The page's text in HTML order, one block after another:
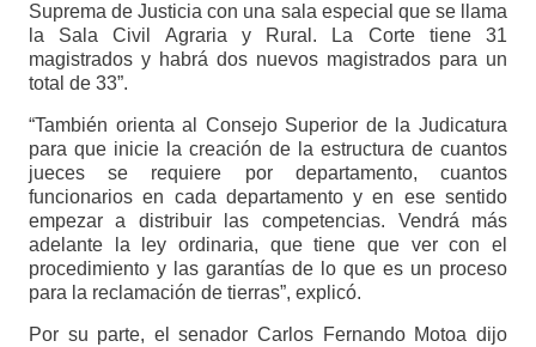
Suprema de Justicia con una sala especial que se llama
la Sala Civil Agraria y Rural. La Corte tiene 31
magistrados y habrá dos nuevos magistrados para un
total de 33”.
“También orienta al Consejo Superior de la Judicatura
para que inicie la creación de la estructura de cuantos
jueces se requiere por departamento, cuantos
funcionarios en cada departamento y en ese sentido
empezar a distribuir las competencias. Vendrá más
adelante la ley ordinaria, que tiene que ver con el
procedimiento y las garantías de lo que es un proceso
para la reclamación de tierras”, explicó.
Por su parte, el senador Carlos Fernando Motoa dijo